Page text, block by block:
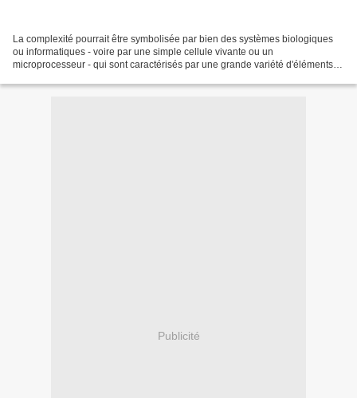
La complexité pourrait être symbolisée par bien des systèmes biologiques
ou informatiques - voire par une simple cellule vivante ou un
microprocesseur - qui sont caractérisés par une grande variété d'éléments
Publicité